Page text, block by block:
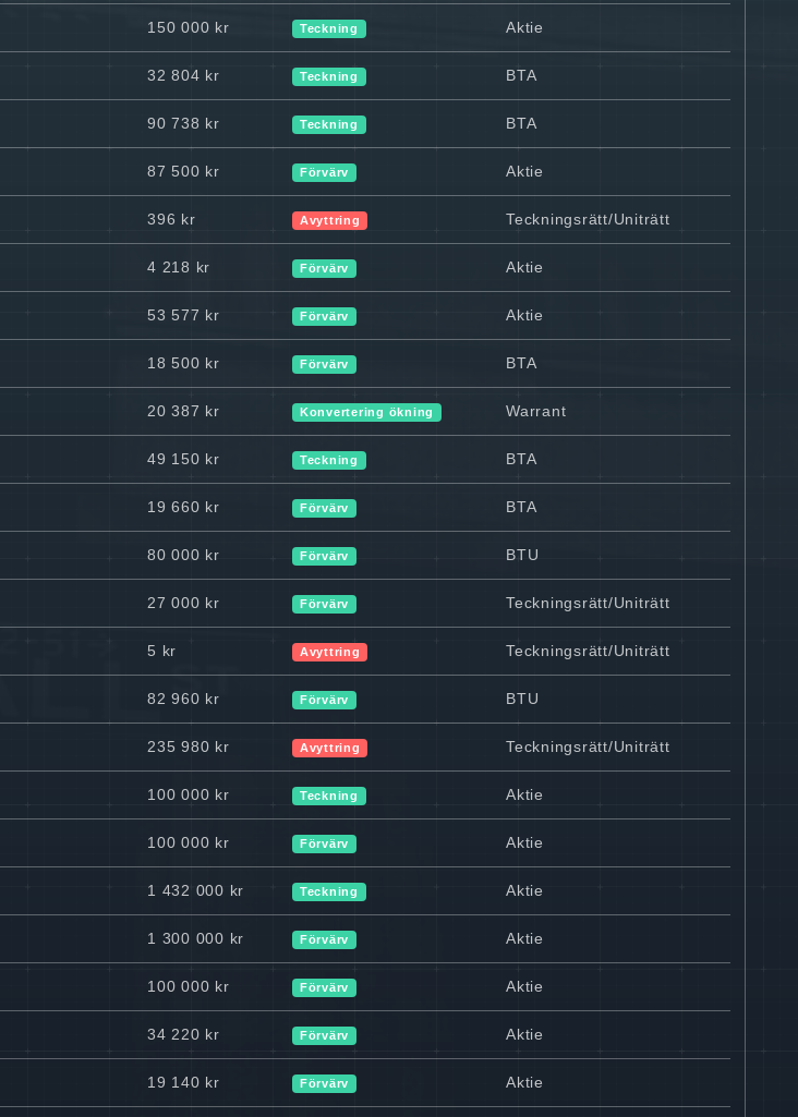
150 000 kr Teckning Aktie
32 804 kr Teckning BTA
90 738 kr Teckning BTA
87 500 kr Förvärv Aktie
396 kr Avyttring Teckningsrätt/Uniträtt
4 218 kr Förvärv Aktie
53 577 kr Förvärv Aktie
18 500 kr Förvärv BTA
20 387 kr Konvertering ökning Warrant
49 150 kr Teckning BTA
19 660 kr Förvärv BTA
80 000 kr Förvärv BTU
27 000 kr Förvärv Teckningsrätt/Uniträtt
5 kr Avyttring Teckningsrätt/Uniträtt
82 960 kr Förvärv BTU
235 980 kr Avyttring Teckningsrätt/Uniträtt
100 000 kr Teckning Aktie
100 000 kr Förvärv Aktie
1 432 000 kr Teckning Aktie
1 300 000 kr Förvärv Aktie
100 000 kr Förvärv Aktie
34 220 kr Förvärv Aktie
19 140 kr Förvärv Aktie